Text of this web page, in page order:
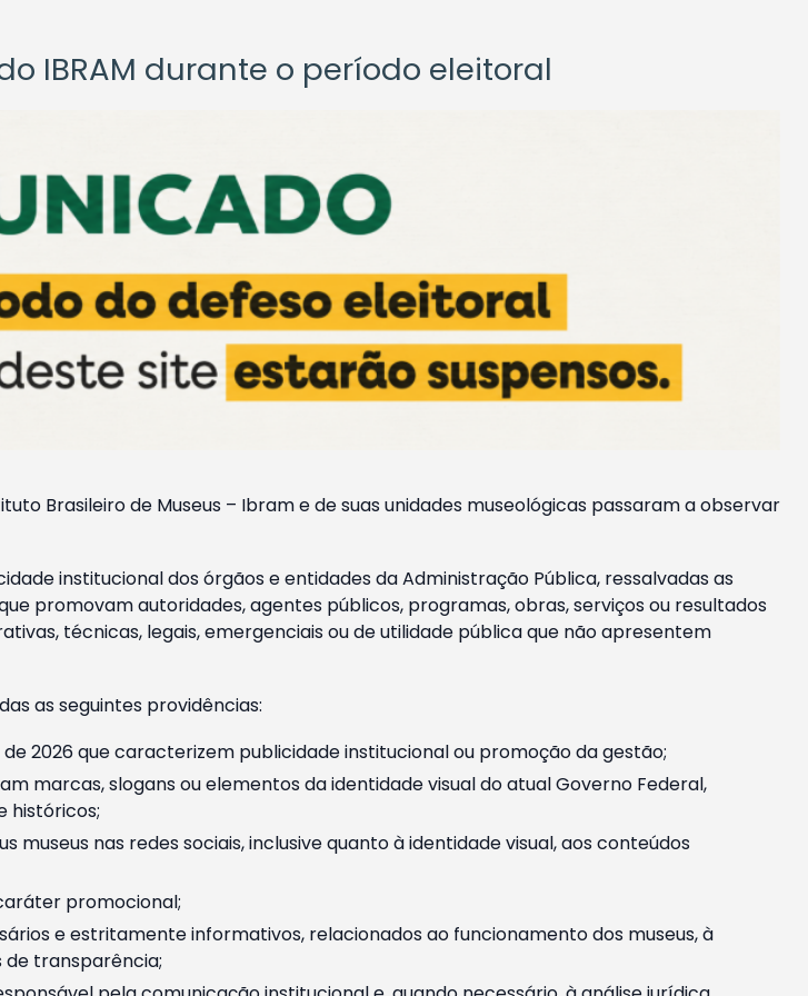
IBRAM durante o período eleitoral
Brasileiro de Museus – Ibram e de suas unidades museológicas passaram a observar
institucional dos órgãos e entidades da Administração Pública, ressalvadas as
promovam autoridades, agentes públicos, programas, obras, serviços ou resultados
técnicas, legais, emergenciais ou de utilidade pública que não apresentem
as seguintes providências:
2026 que caracterizem publicidade institucional ou promoção da gestão;
marcas, slogans ou elementos da identidade visual do atual Governo Federal,
históricos;
nas redes sociais, inclusive quanto à identidade visual, aos conteúdos
promocional;
e estritamente informativos, relacionados ao funcionamento dos museus, à
de transparência;